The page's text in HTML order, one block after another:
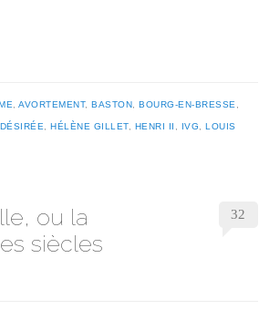
, AVORTEMENT, BASTON, BOURG-EN-BRESSE,
, HÉLÈNE GILLET, HENRI II , IVG, LOUIS
ou la
siècles
32